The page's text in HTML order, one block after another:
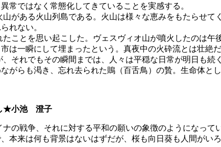
常ではなく常態化してきていることを実感する。
がある火山列島である。火山は様々な恵みをもたらせて
れない。
ことを思い起こした。ヴェスヴィオ山が噴火したのは午
は一瞬にして埋まったという。真夜中の火砕流とは壮絶だ
それでもその瞬間までは、人々は平穏な日常が明日も続
がらも渇き、忘れ去られた鵙（百舌鳥）の贄。生命体と
★小池 澄子
の戦争、それに対する平和の願いの象徴のようになって
本来は何も背景はないはずだが、桜も向日葵も人間がい